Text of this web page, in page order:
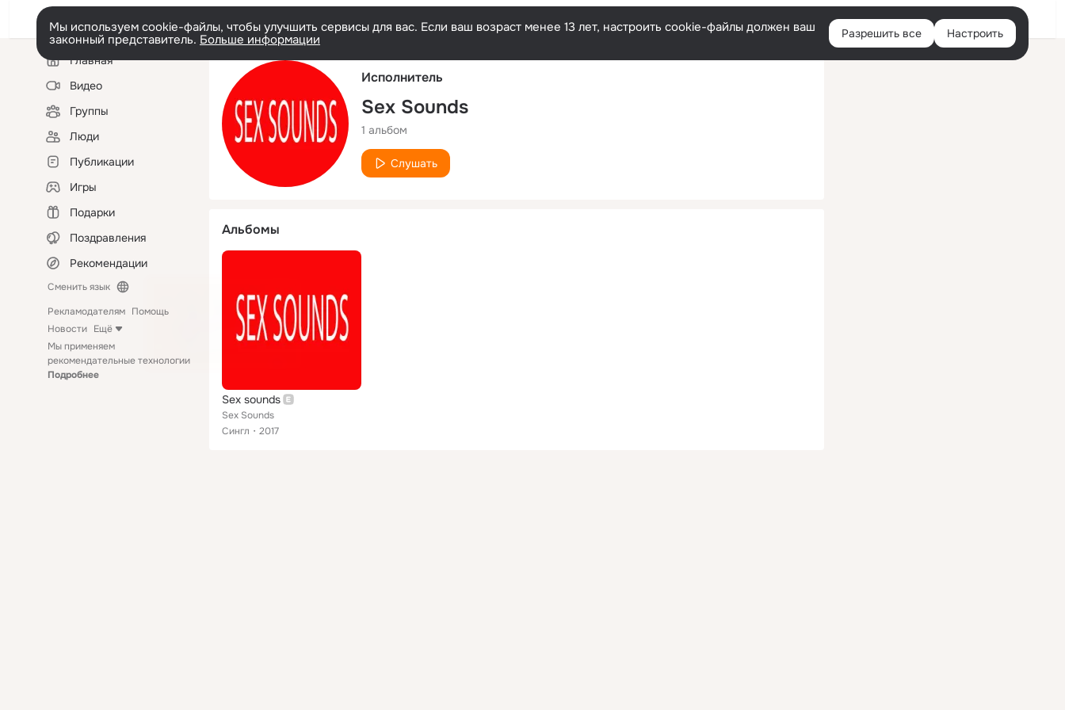
Русский Войти
Мы используем cookie-файлы, чтобы улучшить сервисы для вас. Если ваш возраст менее 13 лет, настроить cookie-файлы должен ваш
законный представитель. Больше информации Разрешить все Настроить
Левая
колонкаГлавная
Видео
Группы
Люди
Публикации
Игры
Подарки
Поздравления
Рекомендации
Сменить язык
Рекламодателям Помощь
Новости Ещё
Мы применяем
рекомендательные технологии
Подробнее
Исполнитель
Sex Sounds
1 альбом
Слушать
Альбомы
Sex sounds
Sex Sounds
Сингл
2017